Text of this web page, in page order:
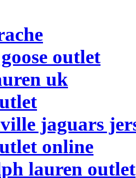
outlet
uk
jaguars
online
lauren outlet